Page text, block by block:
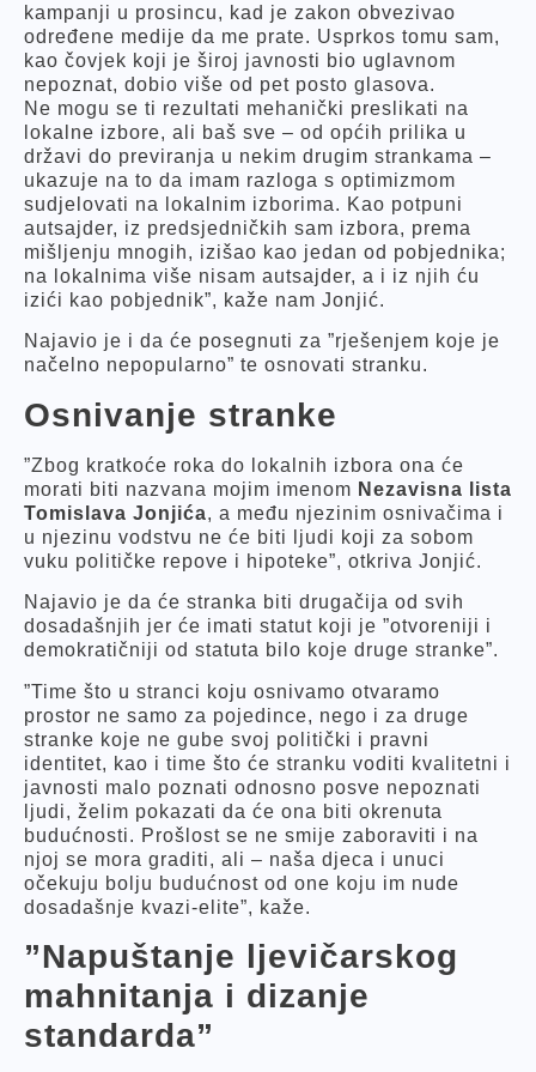
kampanji u prosincu, kad je zakon obvezivao
određene medije da me prate. Usprkos tomu sam,
kao čovjek koji je široj javnosti bio uglavnom
nepoznat, dobio više od pet posto glasova.
Ne mogu se ti rezultati mehanički preslikati na
lokalne izbore, ali baš sve – od općih prilika u
državi do previranja u nekim drugim strankama –
ukazuje na to da imam razloga s optimizmom
sudjelovati na lokalnim izborima. Kao potpuni
autsajder, iz predsjedničkih sam izbora, prema
mišljenju mnogih, izišao kao jedan od pobjednika;
na lokalnima više nisam autsajder, a i iz njih ću
izići kao pobjednik”, kaže nam Jonjić.
Najavio je i da će posegnuti za ”rješenjem koje je
načelno nepopularno” te osnovati stranku.
Osnivanje stranke
”Zbog kratkoće roka do lokalnih izbora ona će
morati biti nazvana mojim imenom Nezavisna lista
Tomislava Jonjića, a među njezinim osnivačima i
u njezinu vodstvu ne će biti ljudi koji za sobom
vuku političke repove i hipoteke”, otkriva Jonjić.
Najavio je da će stranka biti drugačija od svih
dosadašnjih jer će imati statut koji je ”otvoreniji i
demokratičniji od statuta bilo koje druge stranke”.
”Time što u stranci koju osnivamo otvaramo
prostor ne samo za pojedince, nego i za druge
stranke koje ne gube svoj politički i pravni
identitet, kao i time što će stranku voditi kvalitetni i
javnosti malo poznati odnosno posve nepoznati
ljudi, želim pokazati da će ona biti okrenuta
budućnosti. Prošlost se ne smije zaboraviti i na
njoj se mora graditi, ali – naša djeca i unuci
očekuju bolju budućnost od one koju im nude
dosadašnje kvazi-elite”, kaže.
”Napuštanje ljevičarskog
mahnitanja i dizanje
standarda”